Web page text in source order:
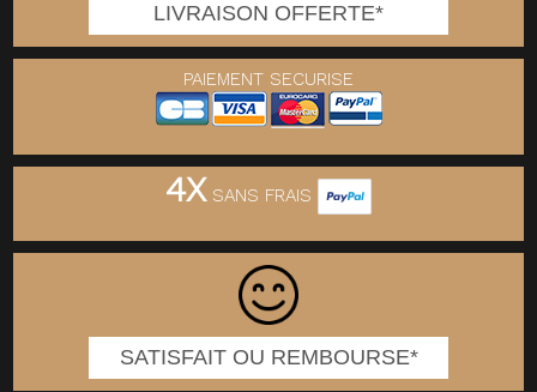
LIVRAISON OFFERTE*
PAIEMENT SECURISE
4XSANS FRAIS
SATISFAIT OU REMBOURSE*